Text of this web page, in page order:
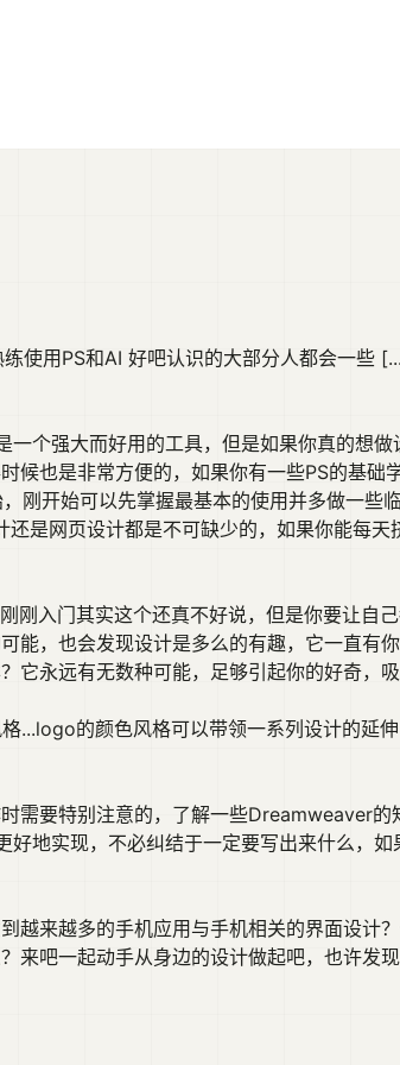
使用PS和AI 好吧认识的大部分人都会一些
个强大而好用的工具，但是如果你真的想
候也是非常方便的，如果你有一些PS的基础
开始可以先掌握最基本的使用并多做一些临
是网页设计都是不可缺少的，如果你能每
入门其实这个还真不好说，但是你要让自
能，也会发现设计是多么的有趣，它一直有
永远有无数种可能，足够引起你的好奇，
...logo的颜色风格可以带领一系列设计的延
需要特别注意的，了解一些Dreamweaver
地实现，不必纠结于一定要写出来什么，
越来越多的手机应用与手机相关的界面设计
吧一起动手从身边的设计做起吧，也许发